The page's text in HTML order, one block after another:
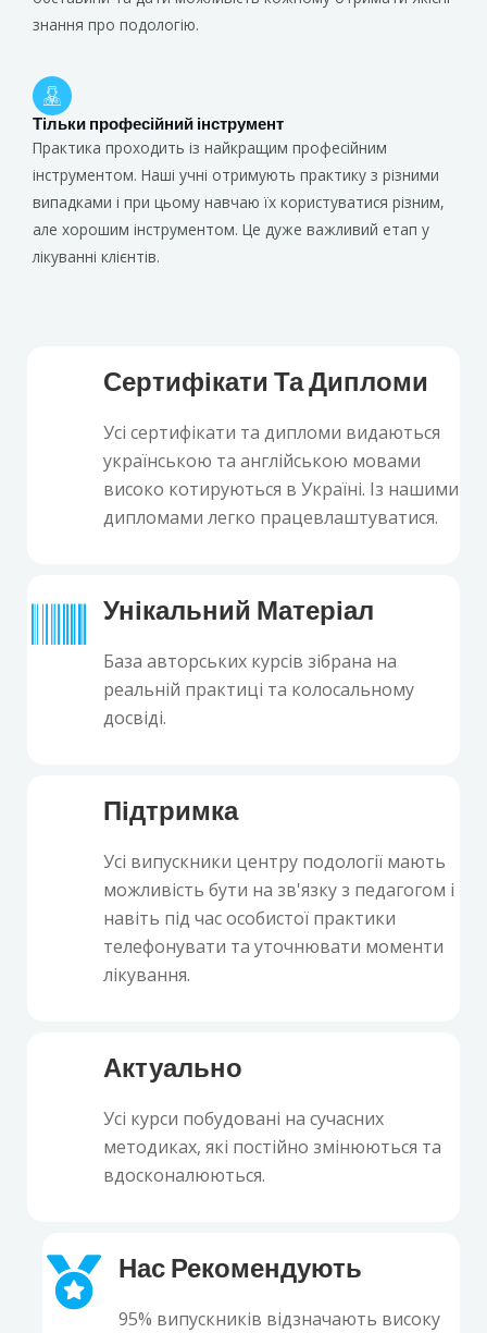
знання про подологію.
Тільки професійний інструмент
Практика проходить із найкращим професійним
інструментом. Наші учні отримують практику з різними
випадками і при цьому навчаю їх користуватися різним,
але хорошим інструментом. Це дуже важливий етап у
лікуванні клієнтів.
Сертифікати Та Дипломи
Усі сертифікати та дипломи видаються
українською та англійською мовами
високо котируються в Україні. Із нашими
дипломами легко працевлаштуватися.
Унікальний Матеріал
База авторських курсів зібрана на
реальній практиці та колосальному
досвіді.
Підтримка
Усі випускники центру подології мають
можливість бути на зв'язку з педагогом і
навіть під час особистої практики
телефонувати та уточнювати моменти
лікування.
Актуально
Усі курси побудовані на сучасних
методиках, які постійно змінюються та
вдосконалюються.
Нас Рекомендують
95% випускників відзначають високу